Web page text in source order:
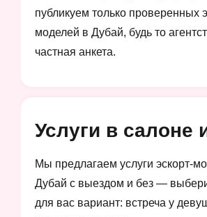
публикуем только проверенных
моделей в Дубай, будь то
частная анкета.
Мы предлагаем услуги эскорт-
Дубай с выездом и без —
для вас вариант: встреча у